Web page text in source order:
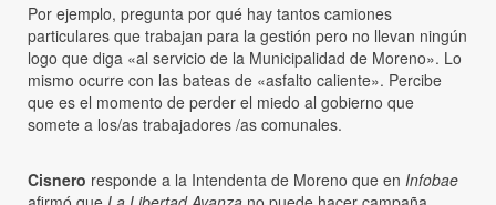
Por ejemplo, pregunta por qué hay tantos camiones
particulares que trabajan para la gestión pero no llevan ningún
logo que diga «al servicio de la Municipalidad de Moreno». Lo
mismo ocurre con las bateas de «asfalto caliente». Percibe
que es el momento de perder el miedo al gobierno que
somete a los/as trabajadores /as comunales.
Cisnero responde a la Intendenta de Moreno que en Infobae